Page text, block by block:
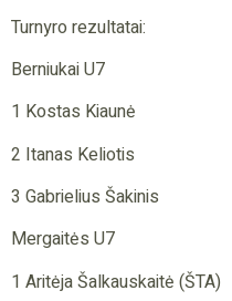
Turnyro rezultatai:
Berniukai U7
1 Kostas Kiaunė
2 Itanas Keliotis
3 Gabrielius Šakinis
Mergaitės U7
1 Aritėja Šalkauskaitė (ŠTA)